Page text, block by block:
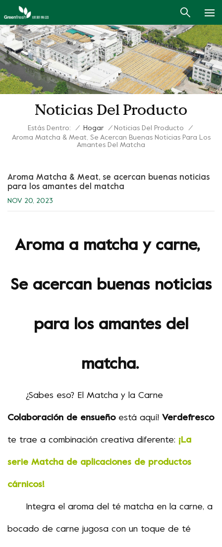
Noticias Del Producto
Estás Dentro: / Hogar / Noticias Del Producto
/
Aroma Matcha & Meat, Se Acercan Buenas Noticias Para Los
Amantes Del Matcha
Aroma Matcha & Meat, se acercan buenas noticias
para los amantes del matcha
NOV 20, 2023
Aroma a matcha y carne,
Se acercan buenas noticias
para los amantes del
matcha.
¿Sabes eso? El Matcha y la Carne
Colaboración de ensueño está aquí! Verdefresco
te trae a combinación creativa diferente: ¡La
serie Matcha de aplicaciones de productos
cárnicos!
Integra el aroma del té matcha en la carne,a
bocado de carne jugosa con un toque de té